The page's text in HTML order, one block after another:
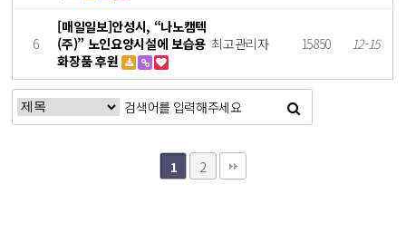
6
[매일일보]안성시, “나노캠텍
(주)” 노인요양시설에 보습용
화장품 후원
최고관리자 15850 12-15
1 2